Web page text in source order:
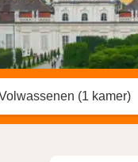
(1 kamer)